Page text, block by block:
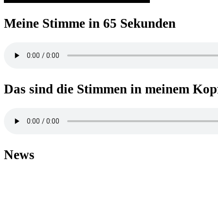
Meine Stimme in 65 Sekunden
Das sind die Stimmen in meinem
News